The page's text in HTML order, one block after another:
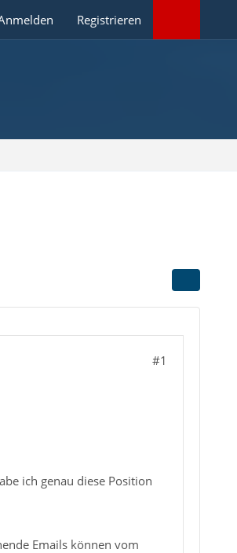
Registrieren
#1
ich genau diese Position
Emails können vom